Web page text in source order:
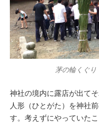
茅の輪くぐり
神社の境内に露店が出て
人形（ひとがた）を神社
す。考えずにやっていた